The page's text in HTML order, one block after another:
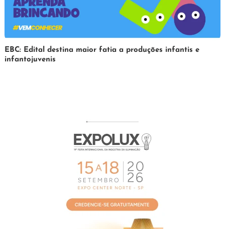
31
de
Redação
EBC: Edital destina maior fatia a produções infantis e
infantojuvenis